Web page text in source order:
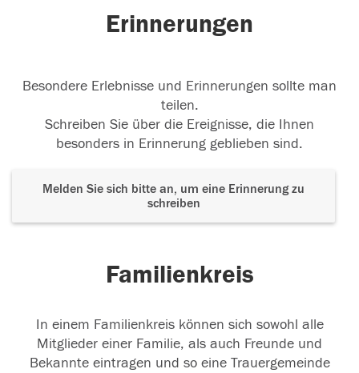
Erinnerungen
Besondere Erlebnisse und Erinnerungen sollte man
teilen.
Schreiben Sie über die Ereignisse, die Ihnen
besonders in Erinnerung geblieben sind.
Melden Sie sich bitte an, um eine Erinnerung zu
schreiben
Familienkreis
In einem Familienkreis können sich sowohl alle
Mitglieder einer Familie, als auch Freunde und
Bekannte eintragen und so eine Trauergemeinde